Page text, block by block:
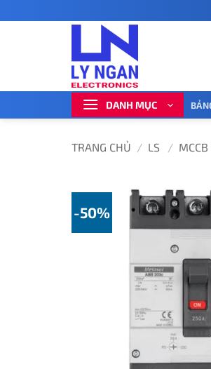
qua
DANH MỤC
TRANG CHỦ / LS / MCCB
-50%